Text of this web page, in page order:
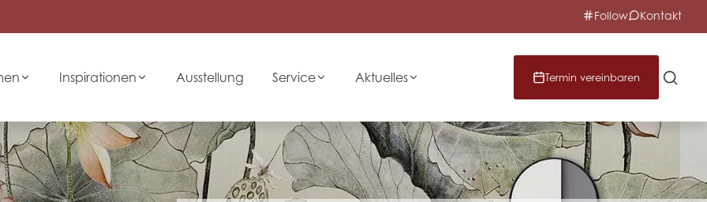
Follow Kontakt
Inspirationen Ausstellung Service Aktuelles Termin vereinbaren